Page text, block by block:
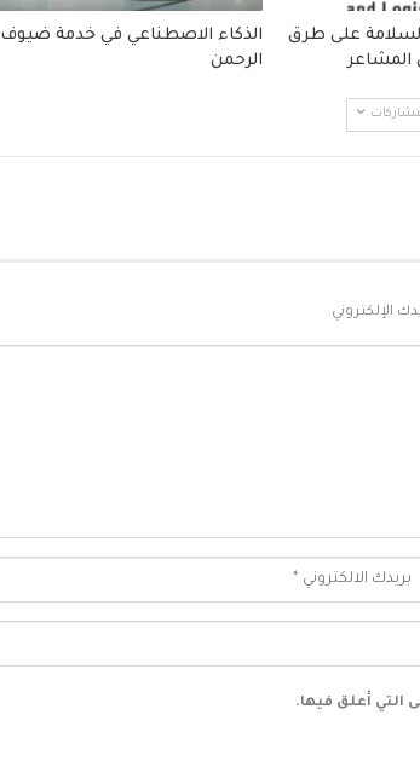
على طرق
المشاعر
الذكاء الاصطناعي في خدمة ضيوف
الرحمن
الإلكتروني.
التي أعلق فيها.